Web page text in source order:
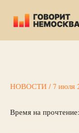
содержимому
НОВОСТИ / 7 июля
Время на прочтение: